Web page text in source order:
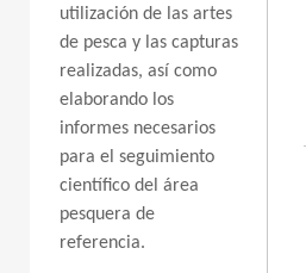
utilización de las artes
de pesca y las capturas
realizadas, así como
elaborando los
informes necesarios
para el seguimiento
científico del área
pesquera de
referencia.